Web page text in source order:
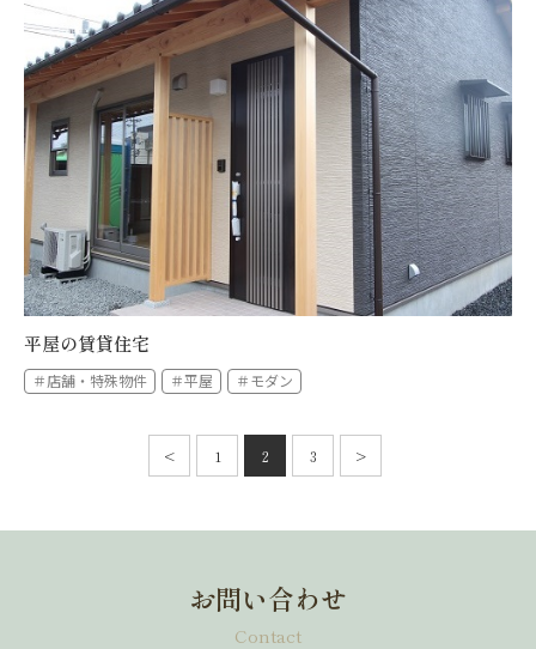
平屋の賃貸住宅
＃店舗・特殊物件 ＃平屋 ＃モダン
投
ペ
送
<
前
へ
1 2 3 >
次
へ
お問い合わせ
Contact